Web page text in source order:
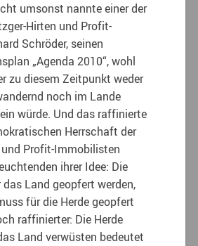
umsonst nannte einer der
Hirten und Profit-
Schröder, seinen
„Agenda 2010“, wohl
zu diesem Zeitpunkt weder
noch im Lande
würde. Und das raffinierte
Herrschaft der
Profit-Immobilisten
ihrer Idee: Die
Land geopfert werden,
für die Herde geopfert
raffinierter: Die Herde
Land verwüsten bedeutet